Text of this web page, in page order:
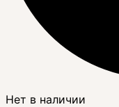
Нет в наличии